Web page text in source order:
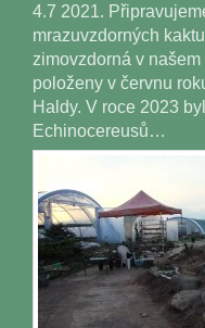
4.7 2021.
mrazuvzdorných
zimovzdorná v
položeny v červnu
Haldy. V roce 2023
Echinocereusů…